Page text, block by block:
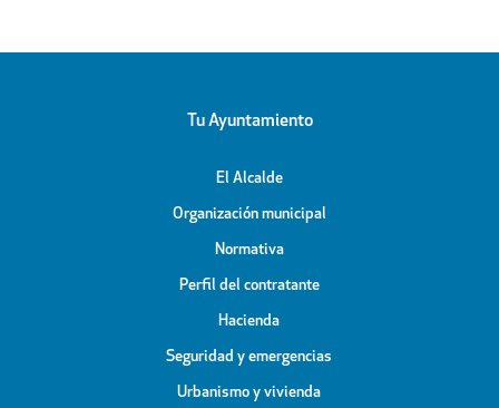
Tu Ayuntamiento
El Alcalde
Organización municipal
Normativa
Perfil del contratante
Hacienda
Seguridad y emergencias
Urbanismo y vivienda